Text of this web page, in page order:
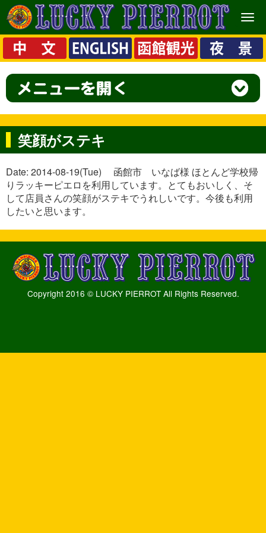
メ
ニ
ュ
ー
笑顔がステキ
Date: 2014-08-19(Tue) 函館市 いなば様 ほとんど学校帰
りラッキーピエロを利用しています。とてもおいしく、そ
して店員さんの笑顔がステキでうれしいです。今後も利用
したいと思います。
Copyright 2016 © LUCKY PIERROT All Rights Reserved.